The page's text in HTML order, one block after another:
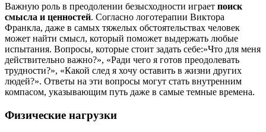
Важную роль в преодолении безысходности играет поиск
смысла и ценностей. Согласно логотерапии Виктора
Франкла, даже в самых тяжелых обстоятельствах человек
может найти смысл, который поможет выдержать любые
испытания. Вопросы, которые стоит задать себе:»Что для меня
действительно важно?», «Ради чего я готов преодолевать
трудности?», «Какой след я хочу оставить в жизни других
людей?». Ответы на эти вопросы могут стать внутренним
компасом, указывающим путь даже в самые темные времена.
Физические нагрузки